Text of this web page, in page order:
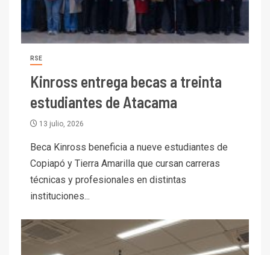
RSE
Kinross entrega becas a treinta
estudiantes de Atacama
13 julio, 2026
Beca Kinross beneficia a nueve estudiantes de
Copiapó y Tierra Amarilla que cursan carreras
técnicas y profesionales en distintas
instituciones...